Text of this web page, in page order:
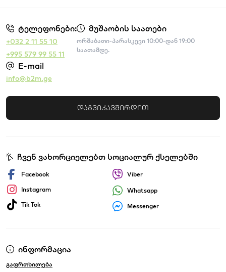
ტელეფონები:
+032 2 11 55 10
+995 579 99 55 11
მუშაობის საათები
ორშაბათი-პარასკევი 10:00-დან 19:00
საათამდე.
E-mail
info@b2m.ge
დაგვიკავშირდით
ინფორმაცია
გაფრთხილება
ჩვენ ვახორციელებთ სოციალურ ქსელებში
Facebook
Instagram
Tik Tok
Viber
Whatsapp
Messenger